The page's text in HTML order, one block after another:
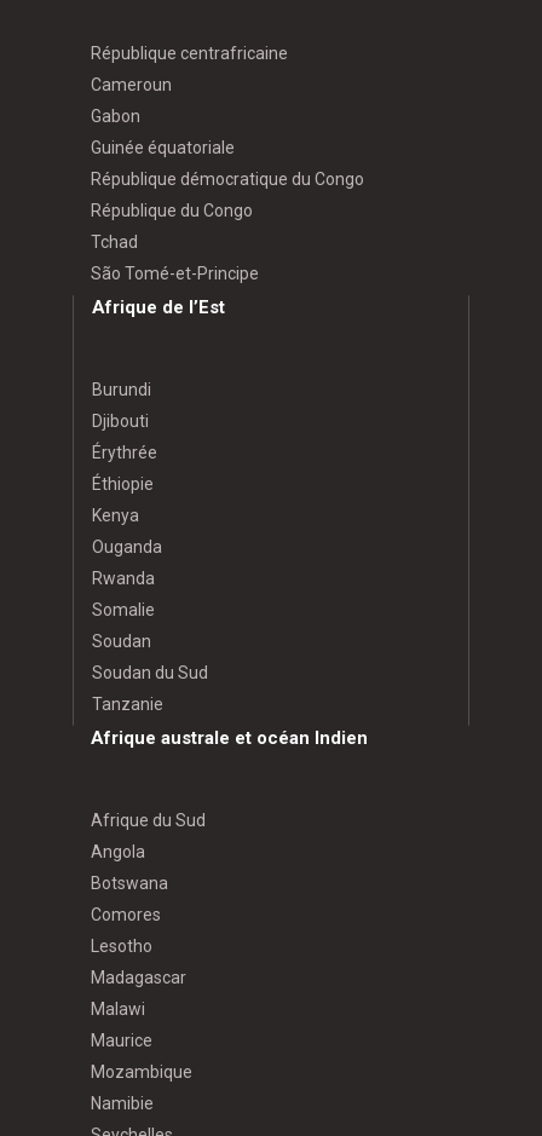
République centrafricaine
Cameroun
Gabon
Guinée équatoriale
République démocratique du Congo
République du Congo
Tchad
São Tomé-et-Principe
Afrique de l’Est
Burundi
Djibouti
Érythrée
Éthiopie
Kenya
Ouganda
Rwanda
Somalie
Soudan
Soudan du Sud
Tanzanie
Afrique australe et océan Indien
Afrique du Sud
Angola
Botswana
Comores
Lesotho
Madagascar
Malawi
Maurice
Mozambique
Namibie